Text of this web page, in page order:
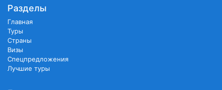
Разделы
Главная
Туры
Страны
Визы
Спецпредложения
Лучшие туры